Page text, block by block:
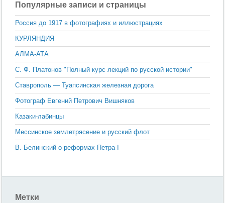
Популярные записи и страницы
Россия до 1917 в фотографиях и иллюстрациях
КУРЛЯНДИЯ
АЛМА-АТА
С. Ф. Платонов "Полный курс лекций по русской истории"
Ставрополь — Туапсинская железная дорога
Фотограф Евгений Петрович Вишняков
Казаки-лабинцы
Мессинское землетрясение и русский флот
В. Белинский о реформах Петра I
Метки